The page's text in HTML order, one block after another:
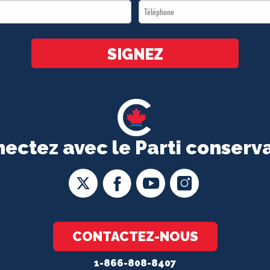
avec le Parti
CONTACTEZ-NOUS
1-866-808-8407
Téléphone
*
SIGNEZ